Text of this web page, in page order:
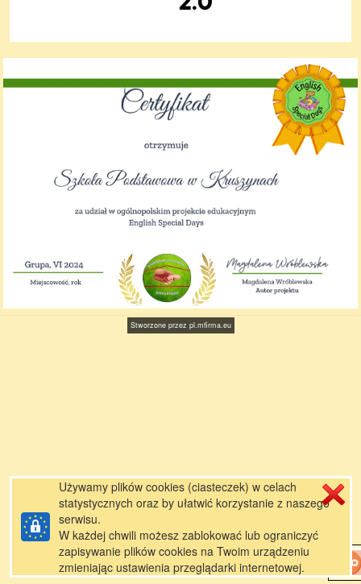
Stworzone przez pl.mfirma.eu
Używamy plików cookies (ciasteczek) w celach
statystycznych oraz by ułatwić korzystanie z naszego
serwisu.
W każdej chwili możesz zablokować lub ograniczyć
zapisywanie plików cookies na Twoim urządzeniu
zmieniając ustawienia przeglądarki internetowej.